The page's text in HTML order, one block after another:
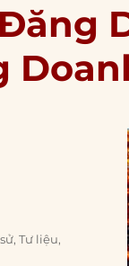
,Tư liệu,